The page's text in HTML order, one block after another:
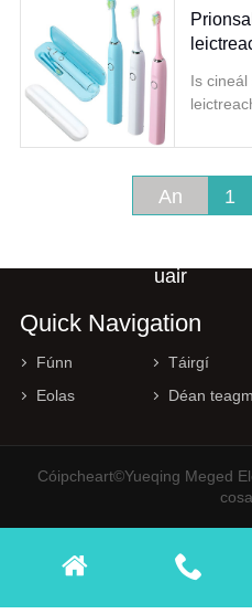
Is
mhótair,
An
uair
1
Quick Navigation
Fúnn Táirgí
Eolas
Cóipcheart©Yueqing Meged